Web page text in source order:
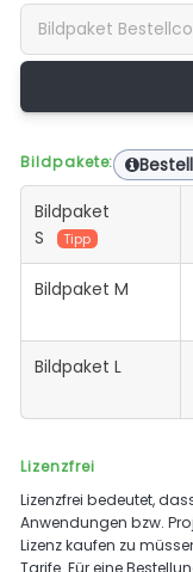
Bildpakete:
Bildpaket
S
Tipp
Bildpaket M
Bildpaket L
Lizenzfrei
Lizenzfrei bedeutet,
Anwendungen bzw.
Lizenz kaufen zu
Tarife. Für eine